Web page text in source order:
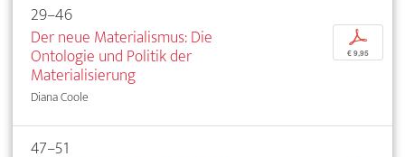
29–46
Der neue Materialismus: Die
Ontologie und Politik der
Materialisierung
Diana Coole
p
€ 9,95
47–51